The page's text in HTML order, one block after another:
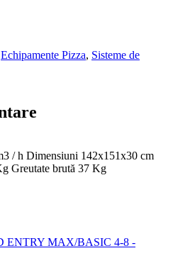
Echipamente Pizza, Sisteme de
/ h Dimensiuni 142x151x30 cm
Greutate brută 37 Kg